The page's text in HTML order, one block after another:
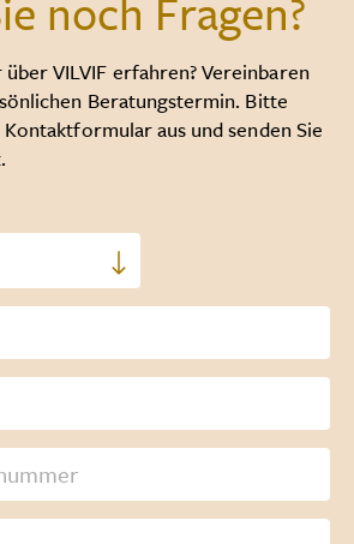
noch Fragen?
VILVIF erfahren? Vereinbaren
Beratungstermin. Bitte
Kontaktformular aus und senden Sie